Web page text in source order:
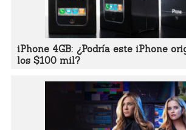
iPhone 4GB: ¿Podría este iPhone
los $100 mil?